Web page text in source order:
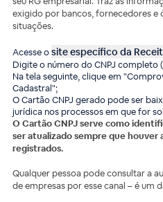
exigido por bancos, fornecedores e
situações.
Acesse osite específico da
Digite o número do CNPJ completo
Na tela seguinte, clique em
Cadastral";
O Cartão CNPJ gerado pode ser
jurídica nos processos em que for
O Cartão CNPJ serve como
ser atualizado sempre que houver
registrados.
Qualquer pessoa pode consultar a
de empresas por esse canal – é um